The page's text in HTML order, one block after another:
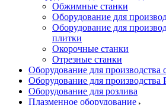
Обжимные станки
Оборудование для
Оборудование для
плитки
Окорочные станки
Отрезные станки
Оборудование для
Оборудование для производства
Оборудование для розлива
Плазменное оборудование